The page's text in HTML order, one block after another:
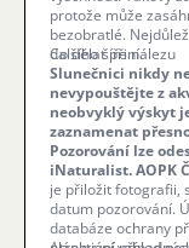
protože může
bezobratlé.
dalšího šíření.
Co dělat při nálezu
Slunečnici nikdy
nevypouštějte z
neobvyklý výskyt
zaznamenat
Pozorování lze
iNaturalist. AOPK
je přiložit fotografii,
datum pozorování.
databáze ochrany